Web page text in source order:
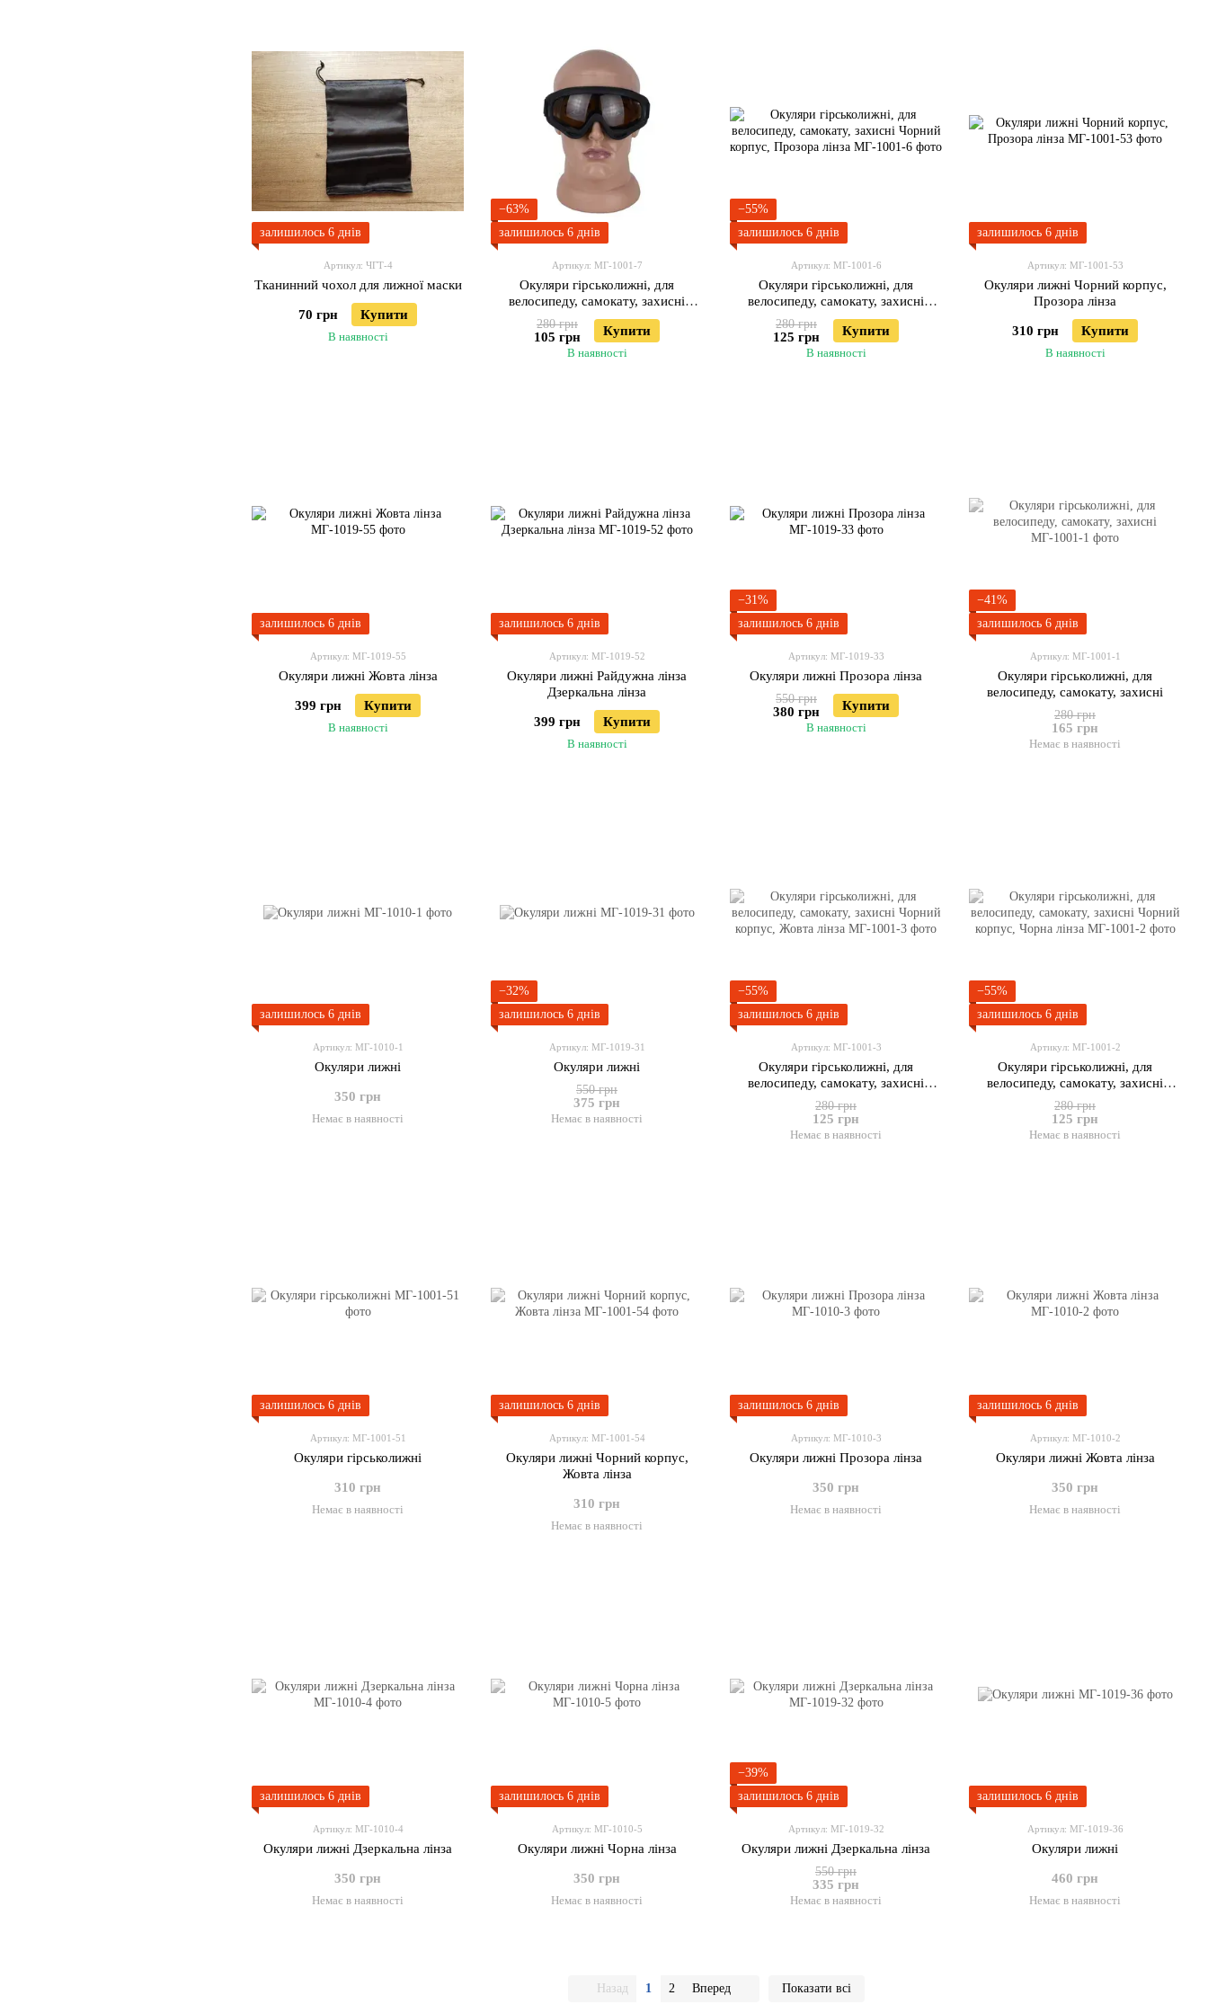
залишилось 6 днів
Артикул: ЧГТ-4
Тканинний чохол для лижної маски
70 грн Купити
В наявності
−63%
залишилось 6 днів
Артикул: МГ-1001-7
Окуляри гірськолижні, для
велосипеду, самокату, захисні
Чорний корпус, Коричнева лінза
280 грн
105 грн Купити
В наявності
−55%
залишилось 6 днів
Артикул: МГ-1001-6
Окуляри гірськолижні, для
велосипеду, самокату, захисні
Чорний корпус, Прозора лінза
280 грн
125 грн Купити
В наявності
залишилось 6 днів
Артикул: МГ-1001-53
Окуляри лижні Чорний корпус,
Прозора лінза
310 грн Купити
В наявності
залишилось 6 днів
Артикул: МГ-1019-55
Окуляри лижні Жовта лінза
399 грн Купити
В наявності
залишилось 6 днів
Артикул: МГ-1019-52
Окуляри лижні Райдужна лінза
Дзеркальна лінза
399 грн Купити
В наявності
−31%
залишилось 6 днів
Артикул: МГ-1019-33
Окуляри лижні Прозора лінза
550 грн
380 грн Купити
В наявності
−41%
залишилось 6 днів
Артикул: МГ-1001-1
Окуляри гірськолижні, для
велосипеду, самокату, захисні
280 грн
165 грн
Немає в наявності
залишилось 6 днів
Артикул: МГ-1010-1
Окуляри лижні
350 грн
Немає в наявності
−32%
залишилось 6 днів
Артикул: МГ-1019-31
Окуляри лижні
550 грн
375 грн
Немає в наявності
−55%
залишилось 6 днів
Артикул: МГ-1001-3
Окуляри гірськолижні, для
велосипеду, самокату, захисні
Чорний корпус, Жовта лінза
280 грн
125 грн
Немає в наявності
−55%
залишилось 6 днів
Артикул: МГ-1001-2
Окуляри гірськолижні, для
велосипеду, самокату, захисні
Чорний корпус, Чорна лінза
280 грн
125 грн
Немає в наявності
залишилось 6 днів
Артикул: МГ-1001-51
Окуляри гірськолижні
310 грн
Немає в наявності
залишилось 6 днів
Артикул: МГ-1001-54
Окуляри лижні Чорний корпус,
Жовта лінза
310 грн
Немає в наявності
залишилось 6 днів
Артикул: МГ-1010-3
Окуляри лижні Прозора лінза
350 грн
Немає в наявності
залишилось 6 днів
Артикул: МГ-1010-2
Окуляри лижні Жовта лінза
350 грн
Немає в наявності
залишилось 6 днів
Артикул: МГ-1010-4
Окуляри лижні Дзеркальна лінза
350 грн
Немає в наявності
залишилось 6 днів
Артикул: МГ-1010-5
Окуляри лижні Чорна лінза
350 грн
Немає в наявності
−39%
залишилось 6 днів
Артикул: МГ-1019-32
Окуляри лижні Дзеркальна лінза
550 грн
335 грн
Немає в наявності
залишилось 6 днів
Артикул: МГ-1019-36
Окуляри лижні
460 грн
Немає в наявності
Назад 1 2 Вперед Показати всі